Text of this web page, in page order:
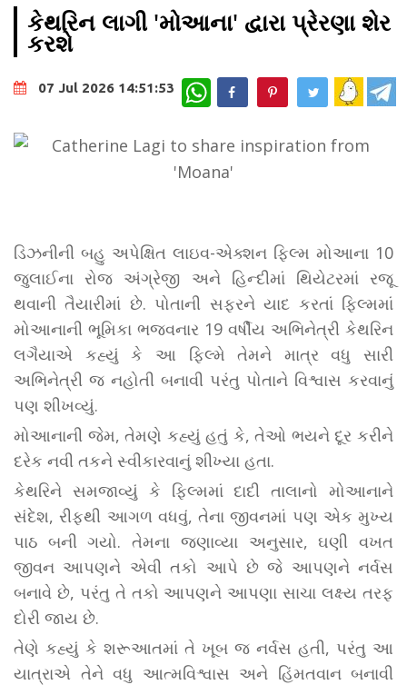
કેથરિન લાગી 'મોઆના' દ્વારા પ્રેરણા શેર
કરશે
07 Jul 2026 14:51:53 WhatsApp
ડિઝનીની બહુ અપેક્ષિત લાઇવ-એક્શન ફિલ્મ મોઆના 10
જુલાઈના રોજ અંગ્રેજી અને હિન્દીમાં થિયેટરમાં રજૂ
થવાની તૈયારીમાં છે. પોતાની સફરને યાદ કરતાં ફિલ્મમાં
મોઆનાની ભૂમિકા ભજવનાર 19 વર્ષીય અભિનેત્રી કેથરિન
લગૈયાએ કહ્યું કે આ ફિલ્મે તેમને માત્ર વધુ સારી
અભિનેત્રી જ નહોતી બનાવી પરંતુ પોતાને વિશ્વાસ કરવાનું
પણ શીખવ્યું.
મોઆનાની જેમ, તેમણે કહ્યું હતું કે, તેઓ ભયને દૂર કરીને
દરેક નવી તકને સ્વીકારવાનું શીખ્યા હતા.
કેથરિને સમજાવ્યું કે ફિલ્મમાં દાદી તાલાનો મોઆનાને
સંદેશ, રીફથી આગળ વધવું, તેના જીવનમાં પણ એક મુખ્ય
પાઠ બની ગયો. તેમના જણાવ્યા અનુસાર, ઘણી વખત
જીવન આપણને એવી તકો આપે છે જે આપણને નર્વસ
બનાવે છે, પરંતુ તે તકો આપણને આપણા સાચા લક્ષ્ય તરફ
દોરી જાય છે.
તેણે કહ્યું કે શરૂઆતમાં તે ખૂબ જ નર્વસ હતી, પરંતુ આ
યાત્રાએ તેને વધુ આત્મવિશ્વાસ અને હિંમતવાન બનાવી